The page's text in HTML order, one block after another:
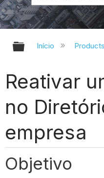
Expandir/
Início Products
Reativar
no
empresa
Objetivo